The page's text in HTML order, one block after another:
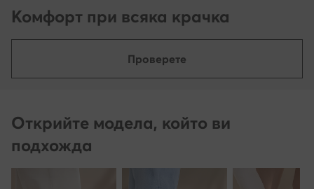
Комфорт при всяка крачка
Проверете
Открийте модела, който ви
подхожда